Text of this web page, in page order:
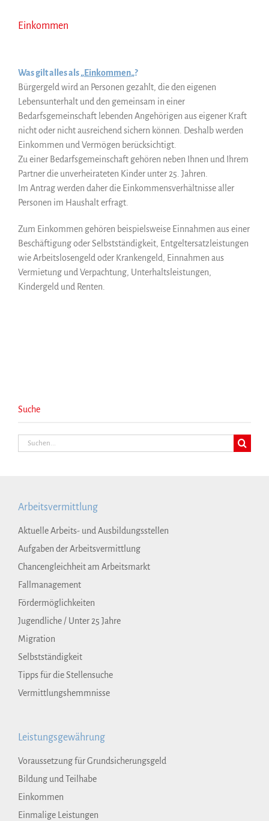
Einkommen
Was gilt alles als „Einkommen„?
Bürgergeld wird an Personen gezahlt, die den eigenen
Lebensunterhalt und den gemeinsam in einer
Bedarfsgemeinschaft lebenden Angehörigen aus eigener Kraft
nicht oder nicht ausreichend sichern können. Deshalb werden
Einkommen und Vermögen berücksichtigt.
Zu einer Bedarfsgemeinschaft gehören neben Ihnen und Ihrem
Partner die unverheirateten Kinder unter 25. Jahren.
Im Antrag werden daher die Einkommensverhältnisse aller
Personen im Haushalt erfragt.
Zum Einkommen gehören beispielsweise Einnahmen aus einer
Beschäftigung oder Selbstständigkeit, Entgeltersatzleistungen
wie Arbeitslosengeld oder Krankengeld, Einnahmen aus
Vermietung und Verpachtung, Unterhaltsleistungen,
Kindergeld und Renten.
Suche
Suche
Arbeitsvermittlung
Aktuelle Arbeits- und Ausbildungsstellen
Aufgaben der Arbeitsvermittlung
Chancengleichheit am Arbeitsmarkt
Fallmanagement
Fördermöglichkeiten
Jugendliche / Unter 25 Jahre
Migration
Selbstständigkeit
Tipps für die Stellensuche
Vermittlungshemmnisse
Leistungsgewährung
Voraussetzung für Grundsicherungsgeld
Bildung und Teilhabe
Einkommen
Einmalige Leistungen